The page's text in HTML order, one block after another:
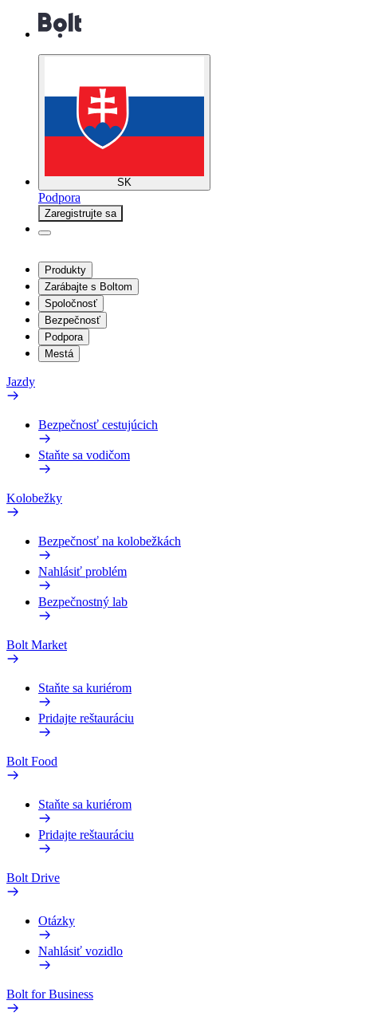
SK
Podpora
Zaregistrujte sa
Produkty
Zarábajte s Boltom
Spoločnosť
Bezpečnosť
Podpora
Mestá
Jazdy
Bezpečnosť cestujúcich
Staňte sa vodičom
Kolobežky
Bezpečnosť na kolobežkách
Nahlásiť problém
Bezpečnostný lab
Bolt Market
Staňte sa kuriérom
Pridajte reštauráciu
Bolt Food
Staňte sa kuriérom
Pridajte reštauráciu
Bolt Drive
Otázky
Nahlásiť vozidlo
Bolt for Business